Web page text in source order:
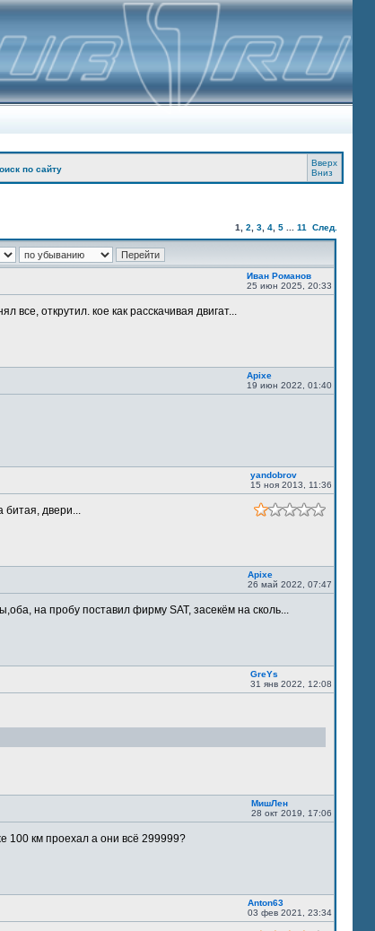
по сайту
Вверх
Вниз
1 2 3 4 5 11 След.
Иван Романов
25 июн 2025, 20:33
открутил. кое как расскачивая двигат...
Apixe
19 июн 2022, 01:40
yandobrov
15 ноя 2013, 11:36
битая, двери...
Apixe
26 май 2022, 07:47
на пробу поставил фирму SAT, засекём на сколь...
GreYs
31 янв 2022, 12:08
МишЛен
28 окт 2019, 17:06
100 км проехал а они всё 299999?
Anton63
03 фев 2021, 23:34